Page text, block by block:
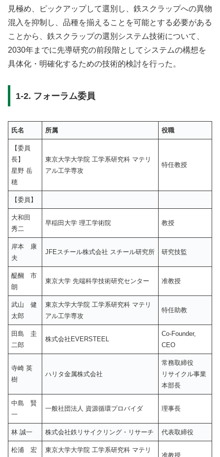
見極め、ピックアップして選別し、鉄スクラップへの異物
混入を抑制し、品種を揃えることを可能とする必要がある
ことから、鉄スクラップの選別システム技術について、
2030年までに先導研究の前段階としてシステムの構想を
具体化・明確化するための技術的検討を行った。
1-2. フォーラム委員
氏名 所属 役職
【委員
長】
星野 岳
穂
東京大学大学院 工学系研究科 マテリ
アル工学専攻
特任教授
【委員】
大和田
秀二
早稲田大学 理工学術院 教授
岸本 康
夫
JFEスチール株式会社 スチール研究所 研究技監
醍醐 市
朗
東京大学 先端科学技術研究センター 准教授
武山 健
太郎
東京大学大学院 工学系研究科 マテリ
アル工学専攻
特任助教
田島 圭
二郎
株式会社EVERSTEEL
Co-Founder,
CEO
寺崎 英
樹
ハリタ金属株式会社
常務取締役
リサイクル事業
本部長
中島 賢
一
一般社団法人 資源循環プロバイダ 理事長
林 誠一 株式会社鉄リサイクリング・リサーチ 代表取締役
松浦 宏 東京大学大学院 工学系研究科 マテリ
准教授